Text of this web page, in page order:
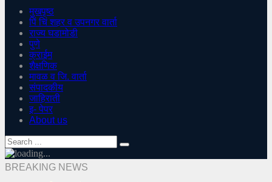
मुखपृष्ठ
पिं चिं शहर व उपनगर वार्ता
राज्य घडामोडी
पुणे
क्राईम
शैक्षणिक
मावळ व जि. वार्ता
संपादकीय
जाहिराती
इ- पेपर
About us
BREAKING NEWS